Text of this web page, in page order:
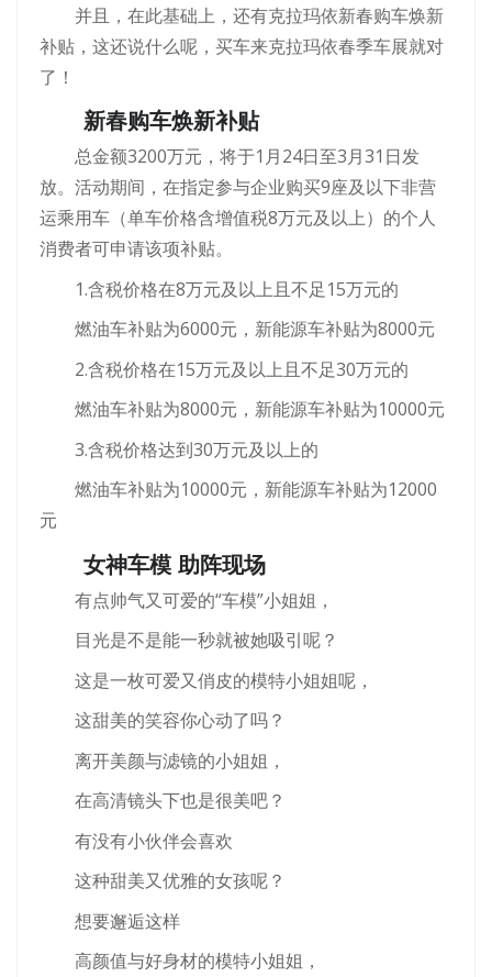
并且，在此基础上，还有克拉玛依新春购车焕新
补贴，这还说什么呢，买车来克拉玛依春季车展就对
了！
新春购车焕新补贴
总金额3200万元，将于1月24日至3月31日发
放。活动期间，在指定参与企业购买9座及以下非营
运乘用车（单车价格含增值税8万元及以上）的个人
消费者可申请该项补贴。
1.含税价格在8万元及以上且不足15万元的
燃油车补贴为6000元，新能源车补贴为8000元
2.含税价格在15万元及以上且不足30万元的
燃油车补贴为8000元，新能源车补贴为10000元
3.含税价格达到30万元及以上的
燃油车补贴为10000元，新能源车补贴为12000
元
女神车模 助阵现场
有点帅气又可爱的“车模”小姐姐，
目光是不是能一秒就被她吸引呢？
这是一枚可爱又俏皮的模特小姐姐呢，
这甜美的笑容你心动了吗？
离开美颜与滤镜的小姐姐，
在高清镜头下也是很美吧？
有没有小伙伴会喜欢
这种甜美又优雅的女孩呢？
想要邂逅这样
高颜值与好身材的模特小姐姐，